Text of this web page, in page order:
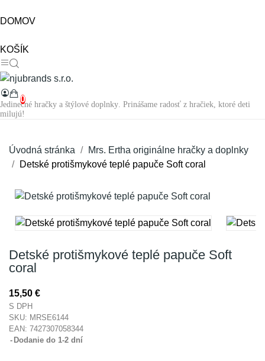
DOMOV
KOŠÍK
0
Jedinečné hračky a štýlové doplnky. Prinášame radosť z hračiek, ktoré deti
milujú!
Úvodná stránka
Mrs. Ertha originálne hračky a doplnky
Detské protišmykové teplé papuče Soft coral
Detské protišmykové teplé papuče Soft
coral
15,50 €
S DPH
SKU: MRSE6144
EAN: 7427307058344
Dodanie do 1-2 dní